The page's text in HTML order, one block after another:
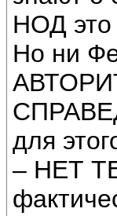
НОД
Но ни
для
– НЕТ